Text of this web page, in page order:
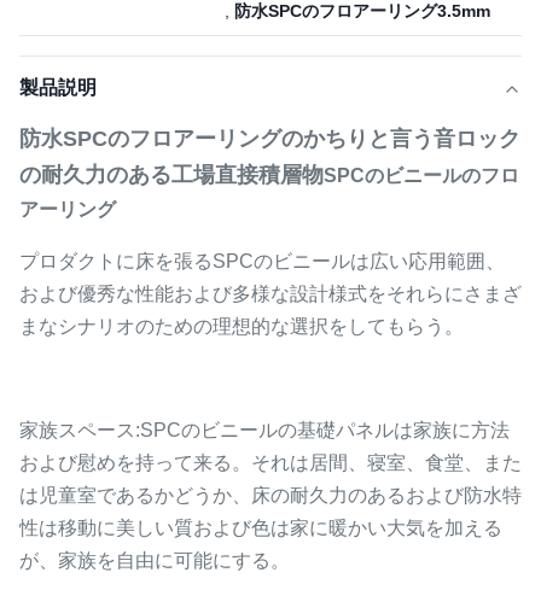
防水SPCのフロアーリング3.5mm
製品説明
防水SPCのフロアーリングのかちりと言う音ロック
の耐久力のある工場直接積層物SPCのビニールのフロ
アーリング
プロダクトに床を張るSPCのビニールは広い応用範囲、
および優秀な性能および多様な設計様式をそれらにさまざ
まなシナリオのための理想的な選択をしてもらう。
家族スペース:SPCのビニールの基礎パネルは家族に方法
および慰めを持って来る。それは居間、寝室、食堂、また
は児童室であるかどうか、床の耐久力のあるおよび防水特
性は移動に美しい質および色は家に暖かい大気を加える
が、家族を自由に可能にする。